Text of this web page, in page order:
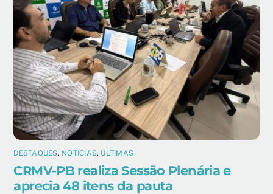
DESTAQUES, NOTÍCIAS, ÚLTIMAS
CRMV-PB realiza Sessão Plenária e
aprecia 48 itens da pauta